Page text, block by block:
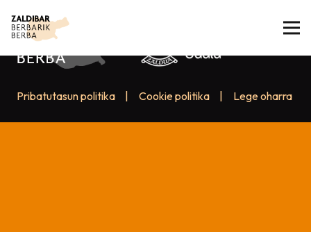
Pribatutasun politika Cookie politika Lege oharra